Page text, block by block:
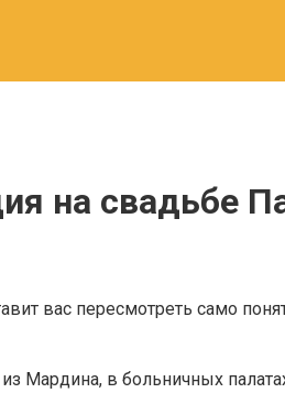
на свадьбе
вас пересмотреть само
Мардина, в больничных